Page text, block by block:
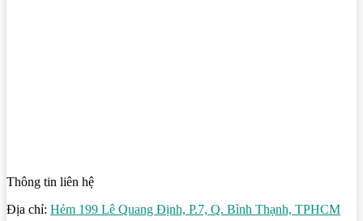
Thông tin liên hệ
Địa chỉ: Hẻm 199 Lê Quang Định, P.7, Q. Bình Thạnh, TPHCM